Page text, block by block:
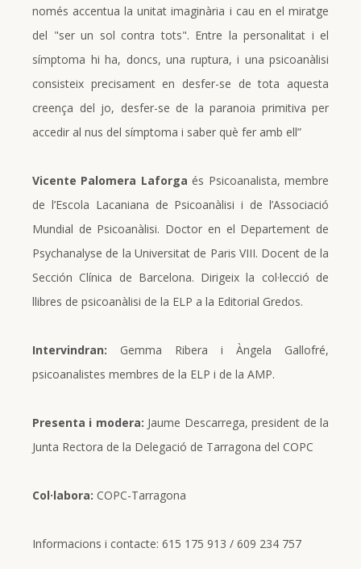
només accentua la unitat imaginària i cau en el miratge
del "ser un sol contra tots". Entre la personalitat i el
símptoma hi ha, doncs, una ruptura, i una psicoanàlisi
consisteix precisament en desfer-se de tota aquesta
creença del jo, desfer-se de la paranoia primitiva per
accedir al nus del símptoma i saber què fer amb ell”
Vicente Palomera Laforga és Psicoanalista, membre
de l’Escola Lacaniana de Psicoanàlisi i de l’Associació
Mundial de Psicoanàlisi. Doctor en el Departement de
Psychanalyse de la Universitat de Paris VIII. Docent de la
Sección Clínica de Barcelona. Dirigeix la col·lecció de
llibres de psicoanàlisi de la ELP a la Editorial Gredos.
Intervindran: Gemma Ribera i Àngela Gallofré,
psicoanalistes membres de la ELP i de la AMP.
Presenta i modera: Jaume Descarrega, president de la
Junta Rectora de la Delegació de Tarragona del COPC
Col·labora: COPC-Tarragona
Informacions i contacte: 615 175 913 / 609 234 757